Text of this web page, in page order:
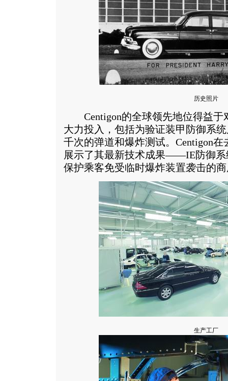
历史照片
Centigon的全球领先地位得益于
大力投入，包括为验证装甲防御系
千次的弹道和爆炸测试。Centigon
展示了其最新技术成果——IE防御系
保护乘客免受临时爆炸装置袭击的
生产工厂